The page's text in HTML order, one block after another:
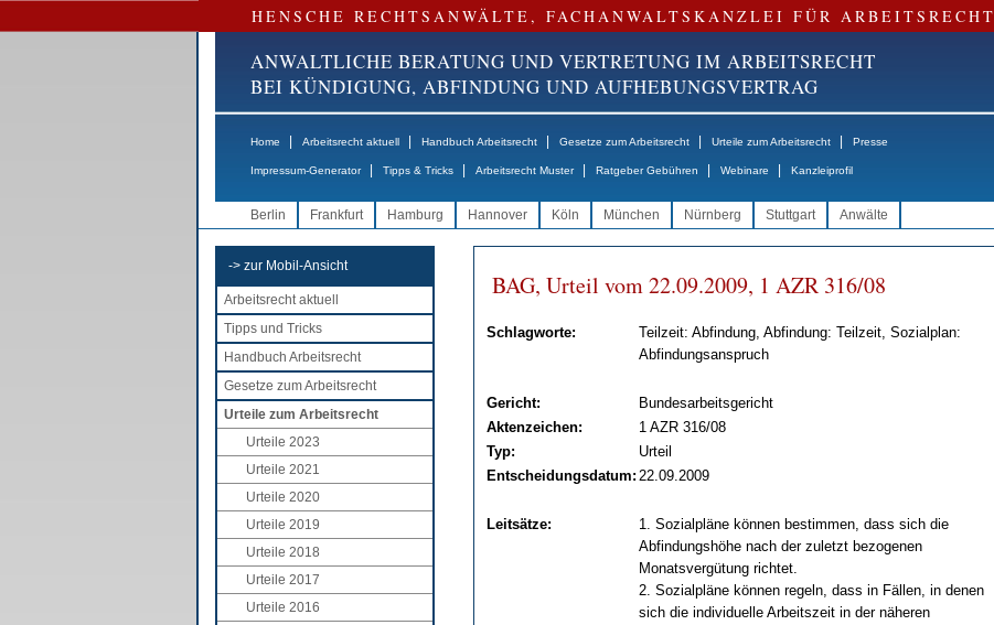
HENSCHE RECHTSANWÄLTE, FACHANWALTSKANZLEI FÜR ARBEITSRECHT
ANWALTLICHE BERATUNG UND VERTRETUNG IM ARBEITSRECHT
BEI KÜNDIGUNG, ABFINDUNG UND AUFHEBUNGSVERTRAG
Home Arbeitsrecht aktuell Handbuch Arbeitsrecht Gesetze zum Arbeitsrecht Urteile zum Arbeitsrecht Presse
Impressum-Generator Tipps & Tricks Arbeitsrecht Muster Ratgeber Gebühren Webinare Kanzleiprofil
Berlin Frankfurt Hamburg Hannover Köln München Nürnberg Stuttgart Anwälte
-> zur Mobil-Ansicht
Arbeitsrecht aktuell
Tipps und Tricks
Handbuch Arbeitsrecht
Gesetze zum Arbeitsrecht
Urteile zum Arbeitsrecht
Urteile 2023
Urteile 2021
Urteile 2020
Urteile 2019
Urteile 2018
Urteile 2017
Urteile 2016
BAG, Ur­teil vom 22.09.2009, 1 AZR 316/08
Schlagworte:
Teilzeit: Abfindung, Abfindung: Teilzeit, Sozialplan:
Abfindungsanspruch
Gericht:
Bundesarbeitsgericht
Aktenzeichen:
1 AZR 316/08
Typ:
Urteil
Entscheidungsdatum: 22.09.2009
Leitsätze:
1. Sozialpläne können bestimmen, dass sich die
Abfindungshöhe nach der zuletzt bezogenen
Monatsvergütung richtet.
2. Sozialpläne können regeln, dass in Fällen, in denen
sich die individuelle Arbeitszeit in der näheren